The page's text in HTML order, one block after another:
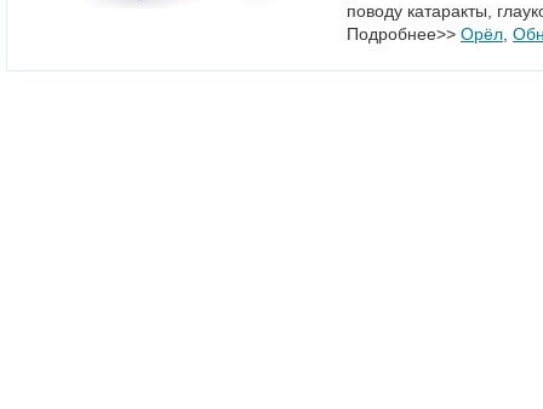
поводу катаракты,
Подробнее>> Орёл